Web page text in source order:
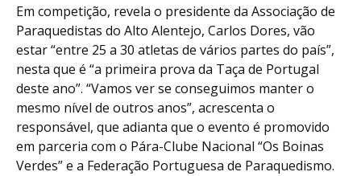
Em competição, revela o presidente da Associação de
Paraquedistas do Alto Alentejo, Carlos Dores, vão
estar “entre 25 a 30 atletas de vários partes do país”,
nesta que é “a primeira prova da Taça de Portugal
deste ano”. “Vamos ver se conseguimos manter o
mesmo nível de outros anos”, acrescenta o
responsável, que adianta que o evento é promovido
em parceria com o Pára-Clube Nacional “Os Boinas
Verdes” e a Federação Portuguesa de Paraquedismo.